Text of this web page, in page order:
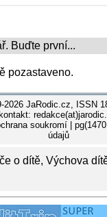
o dítě, Výchova
Buďte první...
pozastaveno.
2026 JaRodic.cz, ISSN
soukromí |
údajů